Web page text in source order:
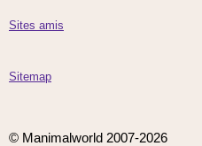
Sites amis
Sitemap
© Manimalworld 2007-2026